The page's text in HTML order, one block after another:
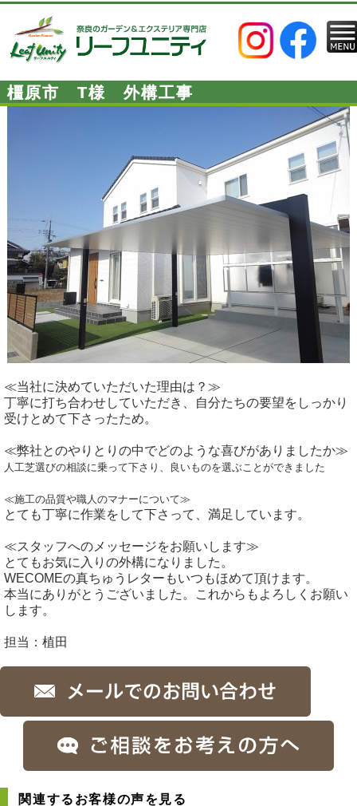
橿原市 T様 外構工事
≪当社に決めていただいた理由は？≫
丁寧に打ち合わせしていただき、自分たちの要望をしっかり
受けとめて下さったため。
≪弊社とのやりとりの中でどのような喜びがありましたか≫
人工芝選びの相談に乗って下さり、良いものを選ぶことができました
≪施工の品質や職人のマナーについて≫
とても丁寧に作業をして下さって、満足しています。
≪スタッフへのメッセージをお願いします≫
とてもお気に入りの外構になりました。
WECOMEの真ちゅうレターもいつもほめて頂けます。
本当にありがとうございました。これからもよろしくお願い
します。
担当：植田
関連するお客様の声を見る